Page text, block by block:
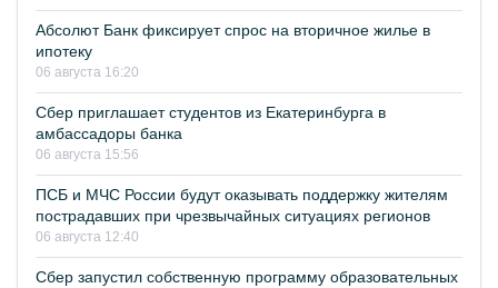
Абсолют Банк фиксирует спрос на вторичное жилье в
ипотеку
06 августа 16:20
Сбер приглашает студентов из Екатеринбурга в
амбассадоры банка
06 августа 15:56
ПСБ и МЧС России будут оказывать поддержку жителям
пострадавших при чрезвычайных ситуациях регионов
06 августа 12:40
Сбер запустил собственную программу образовательных